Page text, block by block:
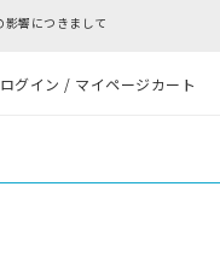
ログイン / マイページカート